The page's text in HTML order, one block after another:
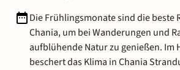
Die Frühlingsmonate sind die beste
Chania, um bei Wanderungen und
aufblühende Natur zu genießen. Im
beschert das Klima in Chania